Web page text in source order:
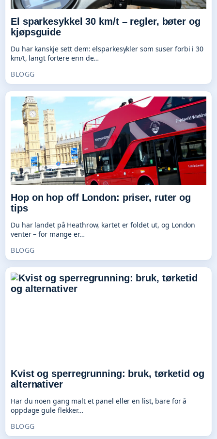
El sparkesykkel 30 km/t – regler, bøter og
kjøpsguide
Du har kanskje sett dem: elsparkesykler som suser forbi i 30
km/t, langt fortere enn de…
BLOGG
Hop on hop off London: priser, ruter og
tips
Du har landet på Heathrow, kartet er foldet ut, og London
venter – for mange er…
BLOGG
Kvist og sperregrunning: bruk, tørketid og
alternativer
Har du noen gang malt et panel eller en list, bare for å
oppdage gule flekker…
BLOGG